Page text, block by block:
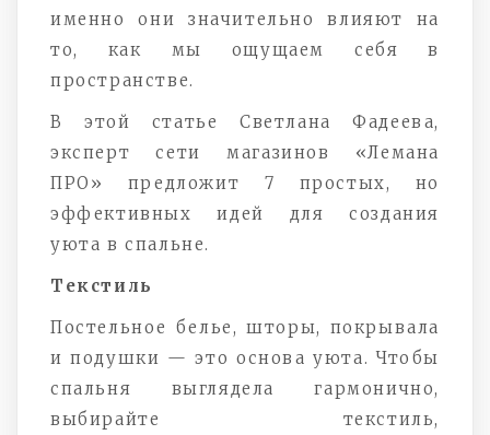
именно они значительно влияют на
то, как мы ощущаем себя в
пространстве.
В этой статье Светлана Фадеева,
эксперт сети магазинов «Лемана
ПРО» предложит 7 простых, но
эффективных идей для создания
уюта в спальне.
Текстиль
Постельное белье, шторы, покрывала
и подушки — это основа уюта. Чтобы
спальня выглядела гармонично,
выбирайте текстиль,